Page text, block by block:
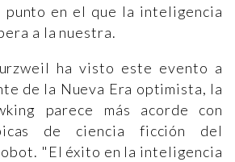
punto en el que la inteligencia
a la nuestra.
ha visto este evento a
de la Nueva Era optimista, la
parece más acorde con
de ciencia ficción del
"El éxito en la inteligencia